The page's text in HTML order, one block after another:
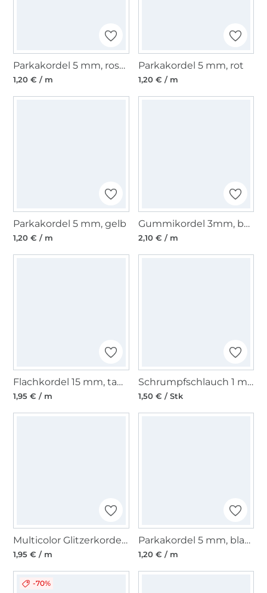
Parkakordel 5 mm, rostorange
1,20 € / m
Parkakordel 5 mm, rot
1,20 € / m
Parkakordel 5 mm, gelb
1,20 € / m
Gummikordel 3mm, beige
2,10 € / m
Flachkordel 15 mm, taubenblau
1,95 € / m
Schrumpfschlauch 1 m Kordelende 6 mm, schwarz
1,50 € / Stk
Multicolor Glitzerkordel 5mm, wollweiß
1,95 € / m
Parkakordel 5 mm, blasslila
1,20 € / m
-70%